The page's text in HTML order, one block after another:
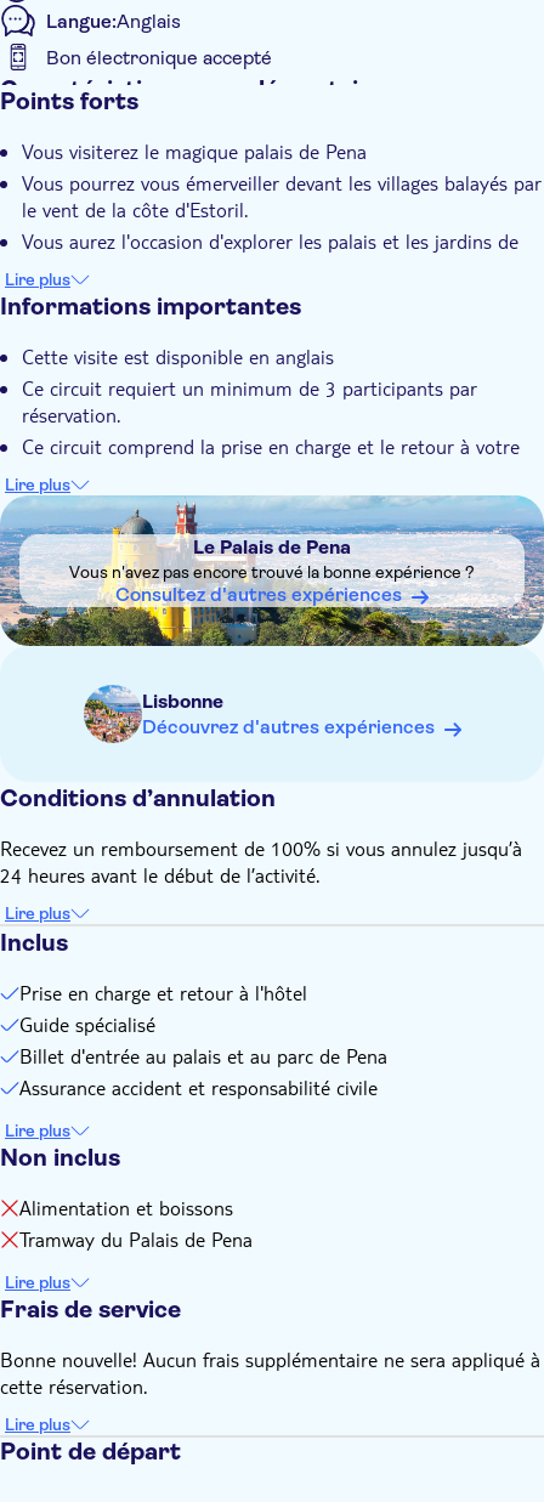
fleuve Tage, sur le chemin du retour vers Lisbonne. En chemin,
arrêtez-vous au village de pêcheurs de Cascais, devenu un lieu
de villégiature, un refuge pour les rois en exil et un centre
d'espionnage pendant la Seconde Guerre mondiale. Écoutez
contribué à façonner l'histoire du 20e siècle.
Langue:Anglais
Bon électronique accepté
Caractéristiques supplémentaires
Visite en petit groupe
Pick-up à l'hôtel
Transport inclus
Points forts
Vous visiterez le magique palais de Pena
Vous pourrez vous émerveiller devant les villages balayés par
le vent de la côte d'Estoril.
Vous aurez l'occasion d'explorer les palais et les jardins de
conte de fées de Sintra.
Vous vous rendrez au point le plus à l'ouest de l'Europe
continentale, Cabo da Roca.
Lire plus
Informations importantes
Cette visite est disponible en anglais
Ce circuit requiert un minimum de 3 participants par
réservation.
Ce circuit comprend la prise en charge et le retour à votre
hôtel à Lisbonne. Vous pourrez fournir l'adresse de votre
hôtel au moment du départ.
Lire plus
DSA1Le Palais de Pena
Le Palais de Pena
Vous n'avez pas encore trouvé la bonne expérience ?
Consultez d'autres expériences
Lisbonne
Découvrez d'autres expériences
Conditions d’annulation
Recevez un remboursement de 100% si vous annulez jusqu’à
24 heures avant le début de l’activité.
Lire plus
Inclus
Prise en charge et retour à l'hôtel
Guide spécialisé
Billet d'entrée au palais et au parc de Pena
Assurance accident et responsabilité civile
Lire plus
Non inclus
Alimentation et boissons
Tramway du Palais de Pena
Lire plus
Frais de service
Bonne nouvelle! Aucun frais supplémentaire ne sera appliqué à
cette réservation.
Lire plus
Point de départ